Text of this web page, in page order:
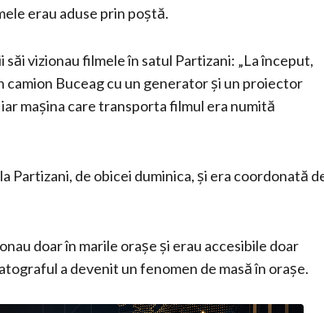
erau aduse prin poștă.
vizionau filmele în satul Partizani: „La început,
camion Buceag cu un generator și un proiector
mașina care transporta filmul era numită
Partizani, de obicei duminica, și era coordonată
doar în marile orașe și erau accesibile doar
a devenit un fenomen de masă în orașe.